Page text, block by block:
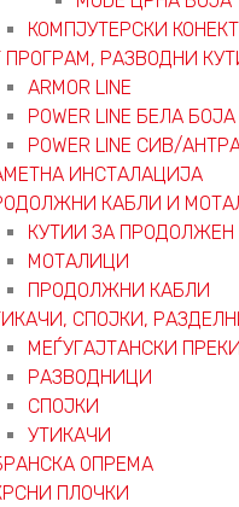
КОМПЈУТЕРСКИ
ПРОГРАМ, РАЗВОДНИ
ARMOR LINE
POWER LINE БЕЛА БОЈА
POWER LINE СИВ/
ИНСТАЛАЦИЈА
КАБЛИ И
КУТИИ ЗА ПРОДОЛЖЕН
МОТАЛИЦИ
ПРОДОЛЖНИ КАБЛИ
СПОЈКИ,
МЕЃУГАЈТАНСКИ
РАЗВОДНИЦИ
СПОЈКИ
УТИКАЧИ
ОПРЕМА
ПЛОЧКИ